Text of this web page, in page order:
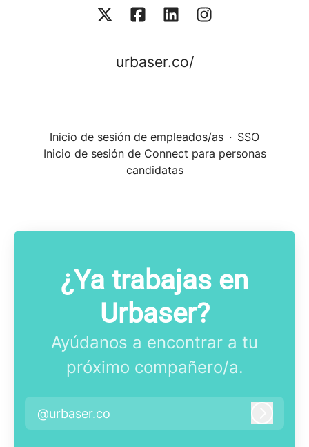
urbaser.co/
Inicio de sesión de empleados/as · SSO
Inicio de sesión de Connect para personas
candidatas
¿Ya trabajas en
Urbaser?
Ayúdanos a encontrar a tu
próximo compañero/a.
@urbaser.co